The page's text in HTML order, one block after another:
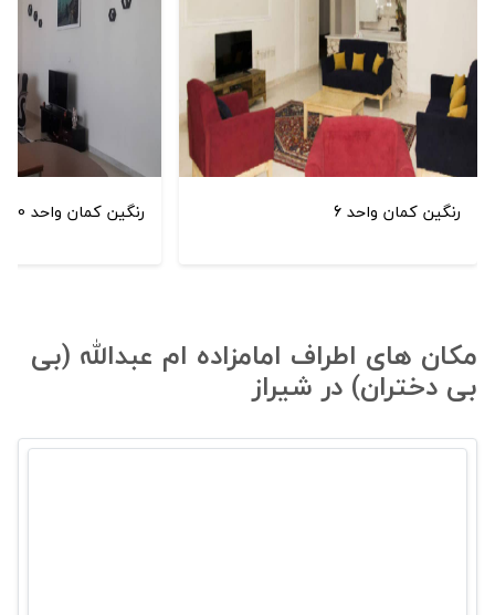
رنگین کمان واحد 6 رنگین کمان واحد 10
مکان های اطراف امامزاده ام عبدالله (بی
بی دختران) در شیراز